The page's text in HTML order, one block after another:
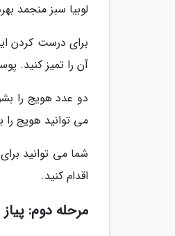
لوبیا سبز منجمد
برای درست کردن
آن را تمیز کنید.
دو عدد هویج را
می توانید هویج را
شما می توانید
اقدام کنید.
مرحله دوم: